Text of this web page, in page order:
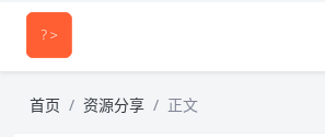
首页 资源分享 正文